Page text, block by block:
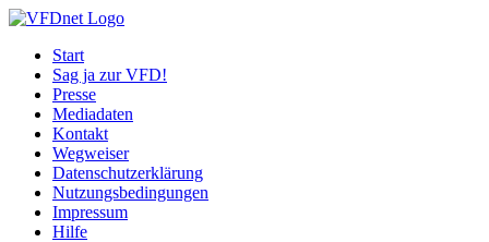
Start
Sag ja zur VFD!
Presse
Mediadaten
Kontakt
Wegweiser
Datenschutzerklärung
Nutzungsbedingungen
Impressum
Hilfe